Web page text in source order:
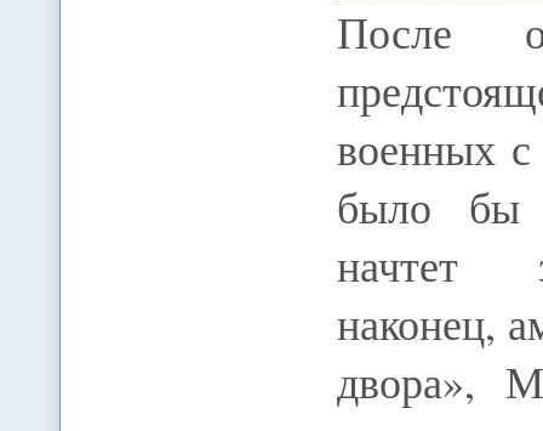
После
военных
было бы
начтет
наконец,
двора»,